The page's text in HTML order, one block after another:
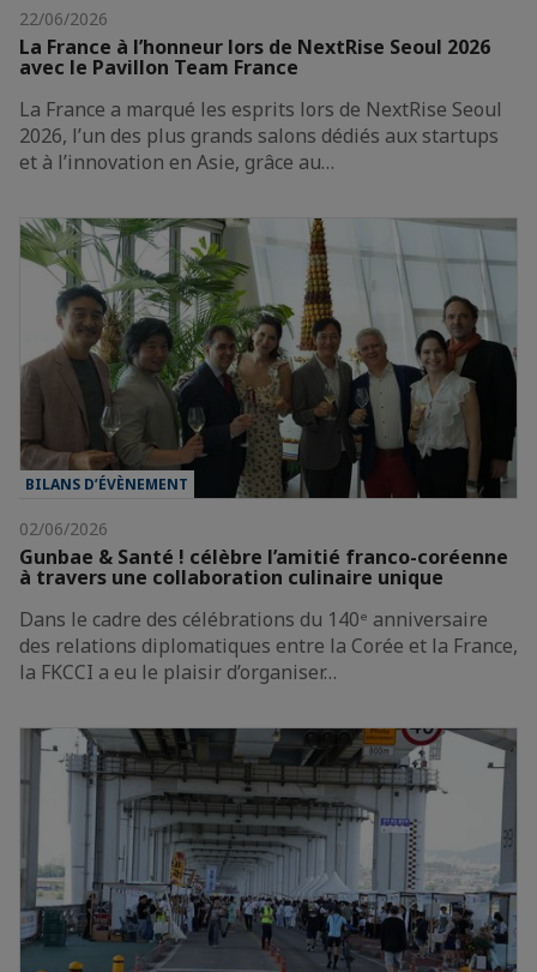
22/06/2026
La France à l’honneur lors de NextRise Seoul 2026
avec le Pavillon Team France
La France a marqué les esprits lors de NextRise Seoul
2026, l’un des plus grands salons dédiés aux startups
et à l’innovation en Asie, grâce au…
BILANS D’ÉVÈNEMENT
02/06/2026
Gunbae & Santé ! célèbre l’amitié franco-coréenne
à travers une collaboration culinaire unique
Dans le cadre des célébrations du 140ᵉ anniversaire
des relations diplomatiques entre la Corée et la France,
la FKCCI a eu le plaisir d’organiser…